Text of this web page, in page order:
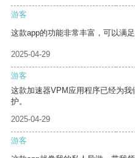
游客
这款app的功能非常丰富，可以满
2025-04-29
游客
这款加速器VPM应用程序已经为
护。
2025-04-29
游客